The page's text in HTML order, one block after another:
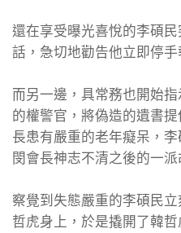
還在享受曝光喜悅的李碩
話，急切地勸告他立即停
而另一邊，具常務也開始
的權警官，將偽造的遺書
長患有嚴重的老年癡呆，
閔會長神志不清之後的一派
察覺到失態嚴重的李碩民
哲虎身上，於是撬開了韓